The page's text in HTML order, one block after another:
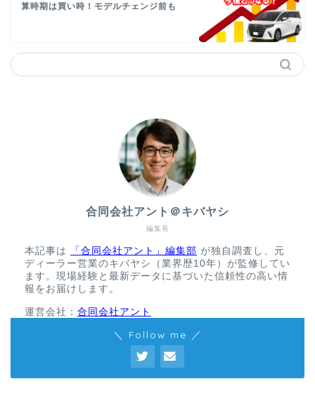
算時期は買い時！モデルチェンジ前も
編集長
合同会社アント＠キバヤシ
本記事は 「合同会社アント」編集部 が独自調査し、元
ディーラー営業のキバヤシ（業界歴10年）が監修してい
ます。現場経験と最新データに基づいた信頼性の高い情
報をお届けします。
運営会社： 合同会社アント
＼ Follow me ／